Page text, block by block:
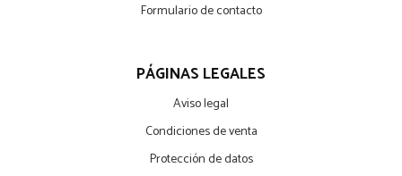
Formulario de contacto
PÁGINAS LEGALES
Aviso legal
Condiciones de venta
Protección de datos